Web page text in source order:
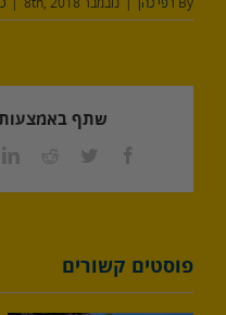
By רפי כהן נובמבר 8th, 2018
שתף
Facebook
Twitter
Reddit
פוסטים קשורים